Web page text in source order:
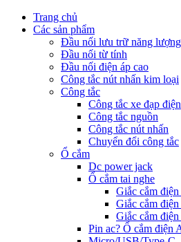
Trang chủ
Các sản phẩm
Đầu nối lưu trữ năng lượng
Đầu nối từ tính
Đầu nối điện áp cao
Công tắc nút nhấn kim loại
Công tắc
Công tắc xe đạp điện
Công tắc nguồn
Công tắc nút nhấn
Chuyển đổi công tắc
Ổ cắm
Dc power jack
Ổ cắm tai nghe
Giắc cắm
Giắc cắm
Giắc cắm
Pin ac? Ổ cắm điện